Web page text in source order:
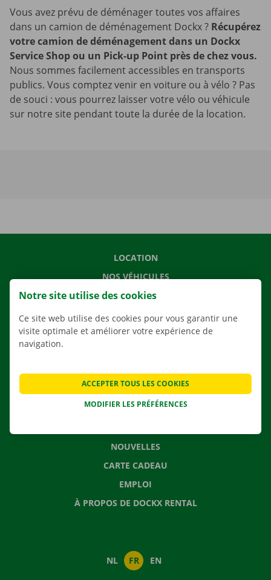
Vous avez prévu de déménager toutes vos affaires
dans un camion de déménagement Dockx ? Récupérez
votre camion de déménagement dans un Dockx
Service Shop ou un Pick-up Point près de chez vous.
Nous sommes facilement accessibles en transports
publics. Vous comptez venir en voiture ou à vélo ? Pas
de souci : vous pourrez laisser votre vélo ou véhicule
sur notre site pendant toute la durée de la location.
LOCATION
NOS VÉHICULES
NOS SERVICES
AGENCES
APPLI
CONTACTEZ NOUS
NOUVELLES
CARTE CADEAU
EMPLOI
À PROPOS DE DOCKX RENTAL
NL FR EN
Notre site utilise des cookies
Ce site web utilise des cookies pour vous garantir une
visite optimale et améliorer votre expérience de
navigation.
MODIFIER LES PRÉFÉRENCES
ACCEPTER TOUS LES COOKIES